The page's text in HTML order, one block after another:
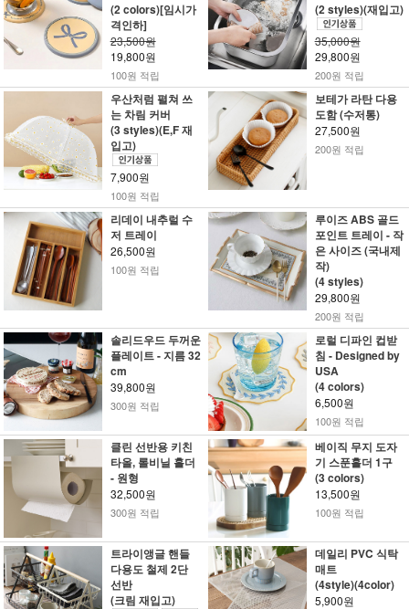
(2 colors)[임시가
격인하]
23,500원
19,800원
100원 적립
(2 styles)(재입고)
35,000원
29,800원
200원 적립
우산처럼 펼쳐 쓰
는 차림 커버
(3 styles)(E,F 재
입고)
7,900원
100원 적립
보테가 라탄 다용
도함 (수저통)
27,500원
200원 적립
리데이 내추럴 수
저 트레이
26,500원
100원 적립
루이즈 ABS 골드
포인트 트레이 - 작
은 사이즈 (국내제
작)
(4 styles)
29,800원
200원 적립
솔리드우드 두꺼운
플레이트 - 지름 32
cm
39,800원
300원 적립
로럴 디파인 컵받
침 - Designed by
USA
(4 colors)
6,500원
100원 적립
클린 선반용 키친
타올, 롤비닐 홀더
- 원형
32,500원
300원 적립
베이직 무지 도자
기 스푼홀더 1구
(3 colors)
13,500원
100원 적립
트라이앵글 핸들
다용도 철제 2단
선반
(크림 재입고)
데일리 PVC 식탁
매트
(4style)(4color)
5,900원